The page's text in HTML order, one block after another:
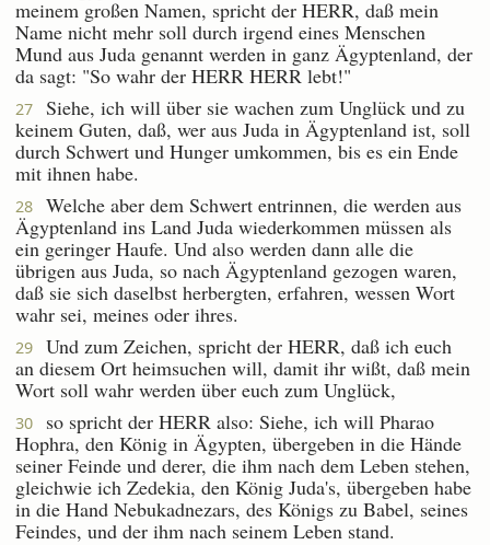
meinem großen Namen, spricht der HERR, daß mein
Name nicht mehr soll durch irgend eines Menschen
Mund aus Juda genannt werden in ganz Ägyptenland, der
da sagt: "So wahr der HERR HERR lebt!"
27
Siehe, ich will über sie wachen zum Unglück und zu
keinem Guten, daß, wer aus Juda in Ägyptenland ist, soll
durch Schwert und Hunger umkommen, bis es ein Ende
mit ihnen habe.
28
Welche aber dem Schwert entrinnen, die werden aus
Ägyptenland ins Land Juda wiederkommen müssen als
ein geringer Haufe. Und also werden dann alle die
übrigen aus Juda, so nach Ägyptenland gezogen waren,
daß sie sich daselbst herbergten, erfahren, wessen Wort
wahr sei, meines oder ihres.
29
Und zum Zeichen, spricht der HERR, daß ich euch
an diesem Ort heimsuchen will, damit ihr wißt, daß mein
Wort soll wahr werden über euch zum Unglück,
30
so spricht der HERR also: Siehe, ich will Pharao
Hophra, den König in Ägypten, übergeben in die Hände
seiner Feinde und derer, die ihm nach dem Leben stehen,
gleichwie ich Zedekia, den König Juda's, übergeben habe
in die Hand Nebukadnezars, des Königs zu Babel, seines
Feindes, und der ihm nach seinem Leben stand.